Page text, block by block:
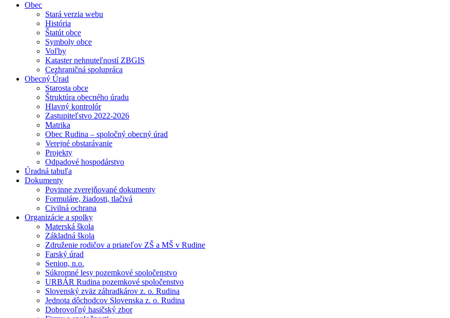
Obec
Stará verzia webu
História
Štatút obce
Symboly obce
Voľby
Kataster nehnuteľností ZBGIS
Cezhraničná spolupráca
Obecný Úrad
Starosta obce
Štruktúra obecného úradu
Hlavný kontrolór
Zastupiteľstvo 2022-2026
Matrika
Obec Rudina – spoločný obecný úrad
Verejné obstarávanie
Projekty
Odpadové hospodárstvo
Úradná tabuľa
Dokumenty
Povinne zverejňované dokumenty
Formuláre, žiadosti, tlačivá
Civilná ochrana
Organizácie a spolky
Materská škola
Základná škola
Združenie rodičov a priateľov ZŠ a MŠ v Rudine
Farský úrad
Senion, n.o.
Súkromné lesy pozemkové spoločenstvo
URBÁR Rudina pozemkové spoločenstvo
Slovenský zväz záhradkárov z. o. Rudina
Jednota dôchodcov Slovenska z. o. Rudina
Dobrovoľný hasičský zbor